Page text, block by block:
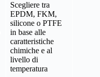
Scegliere tra
EPDM, FKM,
silicone o PTFE
in base alle
caratteristiche
chimiche e al
livello di
temperatura